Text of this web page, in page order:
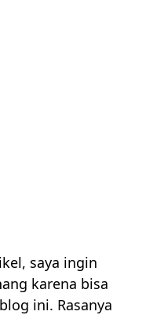
saya ingin
karena bisa
ini. Rasanya